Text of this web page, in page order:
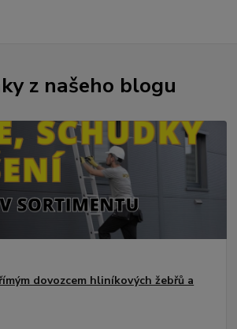
z našeho blogu
dovozcem hliníkových žebřů a